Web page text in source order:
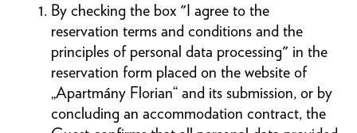
By checking the box "I agree to the
reservation terms and conditions and the
principles of personal data processing" in the
reservation form placed on the website of
„Apartmány Florian“ and its submission, or by
concluding an accommodation contract, the